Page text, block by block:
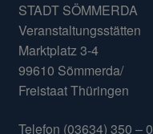
STADT SÖMMERDA
Veranstaltungsstätten
Marktplatz 3-4
99610 Sömmerda/
Freistaat Thüringen
Telefon (03634) 350 – 0